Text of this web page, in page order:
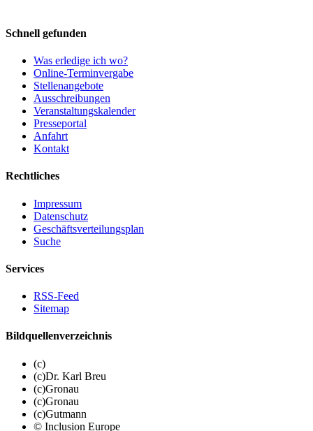
Schnell gefunden
Was erledige ich wo?
Online-Terminvergabe
Stellenangebote
Ausschreibungen
Veranstaltungskalender
Presseportal
Anfahrt
Kontakt
Rechtliches
Impressum
Datenschutz
Geschäftsverteilungsplan
Suche
Services
RSS-Feed
Sitemap
Bildquellenverzeichnis
(c)
(c)Dr. Karl Breu
(c)Gronau
(c)Gronau
(c)Gutmann
© Inclusion Europe